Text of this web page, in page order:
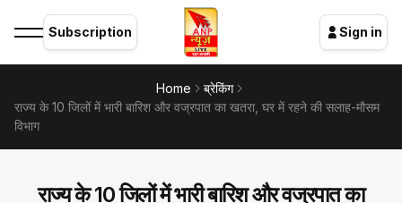
Subscription Sign in
Home
ब्रेकिंग
राज्य के 10 जिलों में भारी बारिश और वज्रपात का खतरा, घर में रहने की सलाह-मौसम
विभाग
राज्य के 10 जिलों में भारी बारिश और वज्रपात का